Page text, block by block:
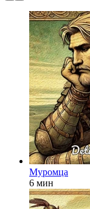
Муромца
6 мин